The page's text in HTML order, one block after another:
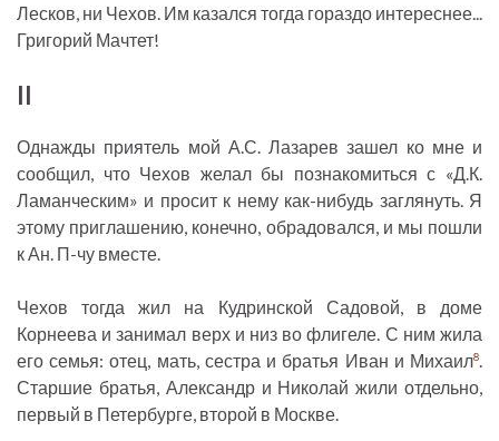
Лесков, ни Чехов. Им казался тогда гораздо интереснее...
Григорий Мачтет!
II
Однажды приятель мой А.С. Лазарев зашел ко мне и
сообщил, что Чехов желал бы познакомиться с «Д.К.
Ламанческим» и просит к нему как-нибудь заглянуть. Я
этому приглашению, конечно, обрадовался, и мы пошли
к Ан. П-чу вместе.
Чехов тогда жил на Кудринской Садовой, в доме
Корнеева и занимал верх и низ во флигеле. С ним жила
его семья: отец, мать, сестра и братья Иван и Михаил8.
Старшие братья, Александр и Николай жили отдельно,
первый в Петербурге, второй в Москве.